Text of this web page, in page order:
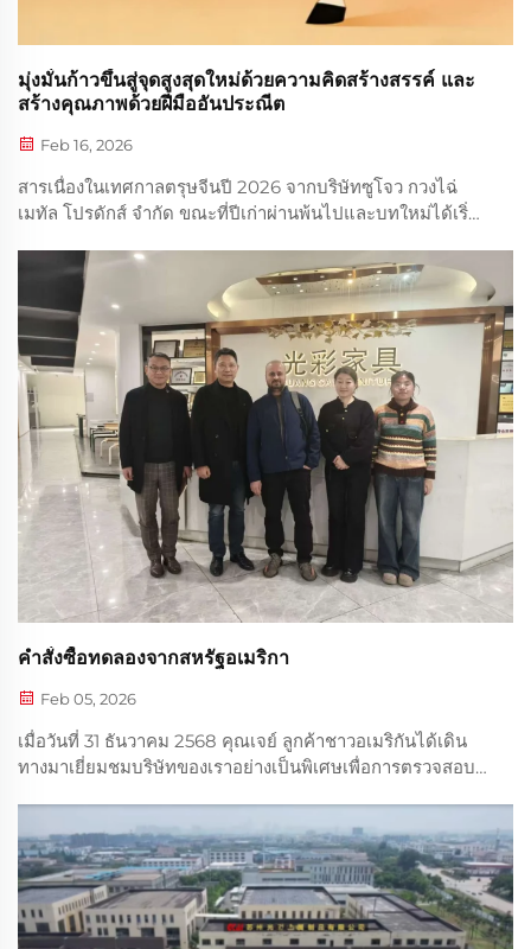
มุ่งมั่นก้าวขึ้นสู่จุดสูงสุดใหม่ด้วยความคิดสร้างสรรค์ และ
สร้างคุณภาพด้วยฝีมืออันประณีต
Feb 16, 2026
สารเนื่องในเทศกาลตรุษจีนปี 2026 จากบริษัทซูโจว กวงไฉ่
เมทัล โปรดักส์ จำกัด ขณะที่ปีเก่าผ่านพ้นไปและบทใหม่ได้เริ่ม
เมทัล โปรดักส์ จำกัด ขอส่งความปรารถนาดีอย่างอบอุ่นใน
เทศกาลตรุษจีน...
คำสั่งซื้อทดลองจากสหรัฐอเมริกา
Feb 05, 2026
เมื่อวันที่ 31 ธันวาคม 2568 คุณเจย์ ลูกค้าชาวอเมริกันได้เดิน
ทางมาเยี่ยมชมบริษัทของเราอย่างเป็นพิเศษเพื่อการตรวจสอบ
สินค้าและการควบคุมคุณภาพอย่างลึกซึ้ง...